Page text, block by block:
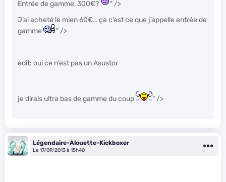
Entrée de gamme, 300€?
" />
J’ai acheté le mien 60€… ça c’est ce que j’appelle entrée de
gamme
" />
edit: oui ce n’est pas un Asustor
je dirais ultra bas de gamme du coup " />
Légendaire-Alouette-Kickboxer
Le 17/09/2013 à 15h40